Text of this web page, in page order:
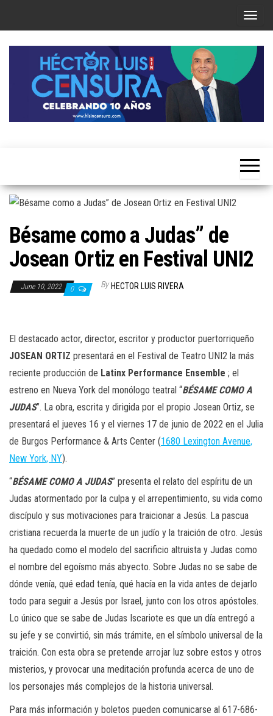
T
g
n
i
g
o
Bésame como a Judas” de
Josean Ortiz en Festival UNI2
June 10, 2022 0 By HECTOR LUIS RIVERA
El destacado actor, director, escritor y productor puertorriqueño
JOSEAN ORTIZ presentará en el Festival de Teatro UNI2 la más
reciente producción de Latinx Performance Ensemble ; el
estreno en Nueva York del monólogo teatral “BÉSAME COMO A
JUDAS”. La obra, escrita y dirigida por el propio Josean Ortiz, se
presentará el jueves 16 y el viernes 17 de junio de 2022 en el Julia
de Burgos Performance & Arts Center (1680 Lexington Avenue,
New York, NY).
“BÉSAME COMO A JUDAS” presenta el relato del espíritu de un
Judas atormentado por la culpa y el arrepentimiento, su vida como
discípulo y sus motivaciones para traicionar a Jesús. La pascua
cristiana recuerda la muerte de un judío y la traición de otro. Jesús
ha quedado como el modelo del sacrificio altruista y Judas como
el nombre del egoísmo más abyecto. Sobre Judas no se sabe de
dónde venía, qué edad tenía, qué hacía en la vida antes de dejarlo
todo para seguir a Jesús por Israel, junto con los otros apóstoles.
Lo único que se sabe de Judas Iscariote es que un día entregó a
su jefe y se convirtió, sin más trámite, en el símbolo universal de la
traición. Con esta obra se pretende arrojar luz sobre estos y otros
misterios, y provocar una meditación profunda acerca de uno de
los personajes más complejos de la historia universal.
Para más información y boletos pueden comunicarse al 617-686-